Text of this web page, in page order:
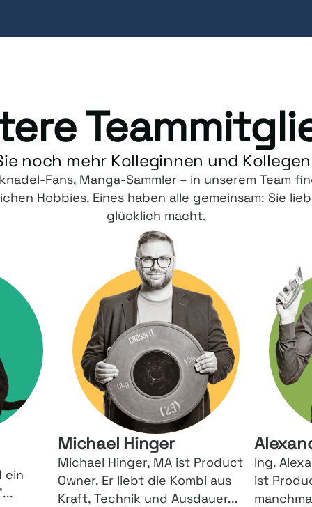
noch mehr Kolleginnen und
Fans, Manga-Sammler – in unserem Team
Hobbies. Eines haben alle gemeinsam: Sie
glücklich macht.
ein
Michael Hinger
Michael Hinger, MA ist Product
Owner. Er liebt die Kombi aus
Kraft, Technik und Ausdauer...
Ing.
ist